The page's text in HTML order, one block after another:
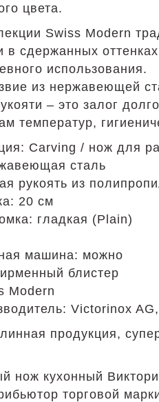
цвета.
Swiss Modern
в сдержанных
использования.
из нержавеющей
– это залог
температур,
Carving / нож для
сталь
рукоять из
20 см
гладкая (Plain)
машина: можно
блистер
Modern
Victorinox
продукция,
нож кухонный
торговой